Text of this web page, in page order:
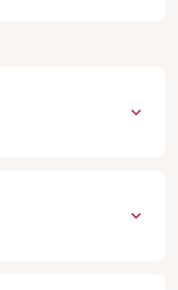
keyboard_arrow_down
keyboard_arrow_down